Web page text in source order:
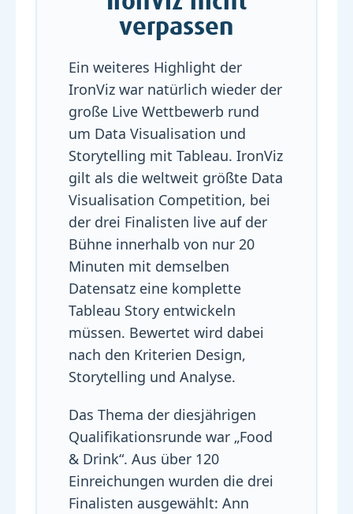
verpassen
Ein weiteres Highlight der
IronViz war natürlich wieder der
große Live Wettbewerb rund
um Data Visualisation und
Storytelling mit Tableau. IronViz
gilt als die weltweit größte Data
Visualisation Competition, bei
der drei Finalisten live auf der
Bühne innerhalb von nur 20
Minuten mit demselben
Datensatz eine komplette
Tableau Story entwickeln
müssen. Bewertet wird dabei
nach den Kriterien Design,
Storytelling und Analyse.
Das Thema der diesjährigen
Qualifikationsrunde war „Food
& Drink“. Aus über 120
Einreichungen wurden die drei
Finalisten ausgewählt: Ann